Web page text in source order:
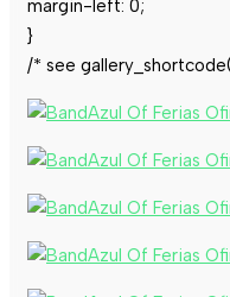
margin-left: 0;
}
/* see